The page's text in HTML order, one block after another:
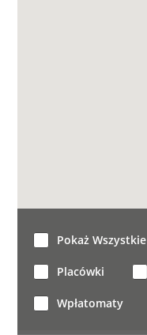
Pokaż Wszystkie
Placówki
Wpłatomaty